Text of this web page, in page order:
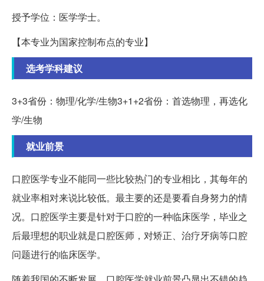
授予学位：医学学士。
【本专业为国家控制布点的专业】
选考学科建议
3+3省份：物理/化学/生物3+1+2省份：首选物理，再选化
学/生物
就业前景
口腔医学专业不能同一些比较热门的专业相比，其每年的
就业率相对来说比较低。最主要的还是要看自身努力的情
况。口腔医学主要是针对于口腔的一种临床医学，毕业之
后最理想的职业就是口腔医师，对矫正、治疗牙病等口腔
问题进行的临床医学。